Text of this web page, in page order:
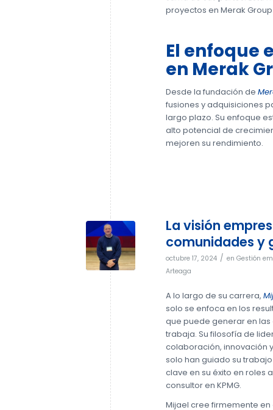
proyectos en Merak
El enfoque
en Merak
Desde la fundación de
fusiones y adquisiciones
largo plazo. Su enfoque
alto potencial de
mejoren su rendimiento.
La visión
comunidades y
octubre 17, 2024 / en Gestión
Arteaga
A lo largo de su carrera,
solo se enfoca en los
que puede generar en
trabaja. Su filosofía de
colaboración, innovación
solo han guiado su
clave en su éxito en roles
consultor en KPMG.
Mijael cree firmemente